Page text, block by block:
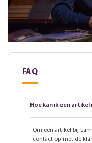
FAQ
Hoe kan ik een
Om een artikel bij
contact op met de